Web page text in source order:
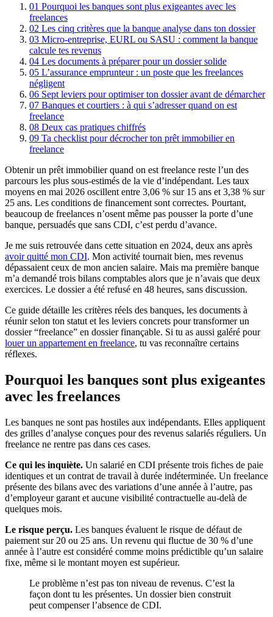
01 Pourquoi les banques sont plus exigeantes avec les
freelances
02 Les cinq critères que la banque analyse dans ton dossier
03 Micro-entreprise, EURL ou SASU : comment la banque
calcule tes revenus
04 Les documents à préparer pour un dossier solide
05 L’assurance emprunteur : un poste que les freelances
négligent
06 Sept leviers pour optimiser ton dossier avant de démarcher
07 Banques et courtiers : à qui s’adresser quand on est
freelance
08 Deux cas pratiques chiffrés
09 Ta checklist pour décrocher ton prêt immobilier en
freelance
Obtenir un prêt immobilier quand on est freelance reste l’un des
parcours les plus sous-estimés de la vie d’indépendant. Les taux
moyens en mai 2026 oscillent entre 3,06 % sur 15 ans et 3,38 % sur
25 ans. Les conditions de financement sont correctes. Pourtant,
beaucoup de freelances n’osent même pas pousser la porte d’une
banque, persuadés que sans CDI, c’est perdu d’avance.
Je me suis retrouvée dans cette situation en 2024, deux ans après
avoir quitté mon CDI. Mon activité tournait bien, mes revenus
dépassaient ceux de mon ancien salaire. Mais ma première banque
m’a demandé trois bilans comptables alors que je n’avais que deux
exercices. Le dossier a été refusé en 48 heures, sans discussion.
Ce guide détaille les critères réels des banques, les documents à
réunir selon ton statut et les leviers concrets pour transformer un
dossier “freelance” en dossier finançable. Si tu as aussi galéré pour
louer un appartement en freelance, tu vas reconnaître certains
réflexes.
Pourquoi les banques sont plus exigeantes
avec les freelances
Les banques ne sont pas hostiles aux indépendants. Elles appliquent
des grilles d’analyse conçues pour des revenus salariés réguliers. Un
freelance ne rentre pas dans ces cases.
Ce qui les inquiète. Un salarié en CDI présente trois fiches de paie
identiques et un contrat de travail à durée indéterminée. Un freelance
présente des bilans avec des variations d’une année à l’autre, pas
d’employeur garant et aucune visibilité contractuelle au-delà de
quelques mois.
Le risque perçu. Les banques évaluent le risque de défaut de
paiement sur 20 ou 25 ans. Un revenu qui fluctue de 30 % d’une
année à l’autre est considéré comme moins prédictible qu’un salaire
fixe, même si le montant moyen est supérieur.
Le problème n’est pas ton niveau de revenus. C’est la
façon dont tu les présentes. Un dossier bien construit
peut compenser l’absence de CDI.